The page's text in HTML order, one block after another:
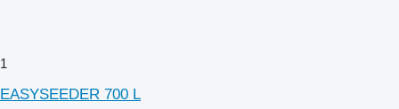
1
EASYSEEDER 700 L